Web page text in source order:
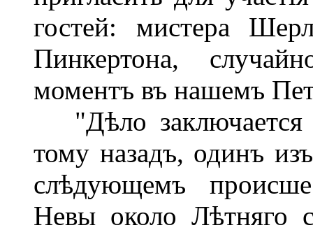
гостей: мистера
Пинкертона,
моментъ въ нашемъ
"Дѣло заключается
тому назадъ, одинъ
слѣдующемъ
Невы около Лѣтняго